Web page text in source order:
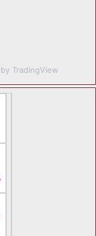
by TradingView